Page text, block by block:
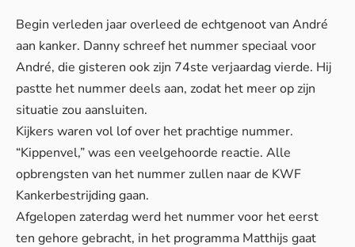
Begin verleden jaar overleed de echtgenoot van André
aan kanker. Danny schreef het nummer speciaal voor
André, die gisteren ook zijn 74ste verjaardag vierde. Hij
pastte het nummer deels aan, zodat het meer op zijn
situatie zou aansluiten.
Kijkers waren vol lof over het prachtige nummer.
“Kippenvel,” was een veelgehoorde reactie. Alle
opbrengsten van het nummer zullen naar de KWF
Kankerbestrijding gaan.
Afgelopen zaterdag werd het nummer voor het eerst
ten gehore gebracht, in het programma Matthijs gaat